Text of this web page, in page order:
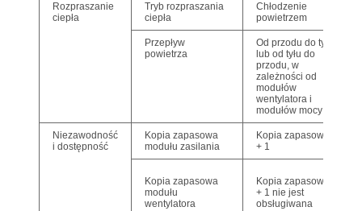
Rozpraszanie
ciepła
Tryb rozpraszania
ciepła
Chłodzenie
powietrzem
Przepływ
powietrza
Od przodu do tyłu
lub od tyłu do
przodu, w
zależności od
modułów
wentylatora i
modułów mocy
Niezawodność
i dostępność
Kopia zapasowa
modułu zasilania
Kopia zapasowa 1
+ 1
Kopia zapasowa
modułu
wentylatora
Kopia zapasowa 1
+ 1 nie jest
obsługiwana